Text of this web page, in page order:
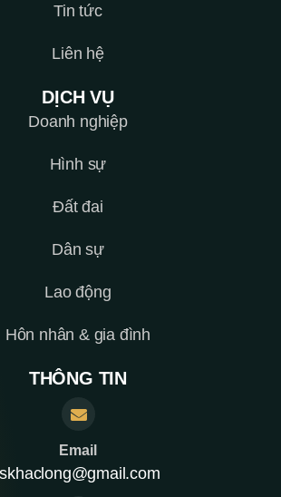
Tin tức
Liên hệ
DỊCH VỤ
Doanh nghiệp
Hình sự
Đất đai
Dân sự
Lao động
Hôn nhân & gia đình
THÔNG TIN
Email